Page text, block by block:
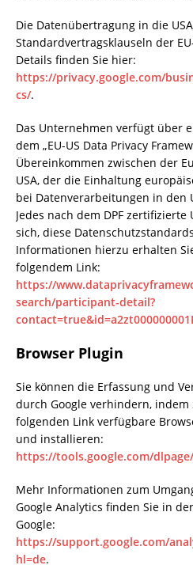
Die Datenübertragung in die
Standardvertragsklauseln der
Details finden Sie hier:
https://privacy.google.com/
cs/.
Das Unternehmen verfügt über
dem „EU-US Data Privacy
Übereinkommen zwischen der
USA, der die Einhaltung
bei Datenverarbeitungen in den
Jedes nach dem DPF
sich, diese
Informationen hierzu erhalten
folgendem Link:
https://
search/participant-detail?
Browser Plugin
Sie können die Erfassung und
durch Google verhindern, indem
folgenden Link verfügbare
und installieren:
https://tools.google.com/
Mehr Informationen zum
Google Analytics finden Sie in
Google:
https://support.google.com/
hl=de.